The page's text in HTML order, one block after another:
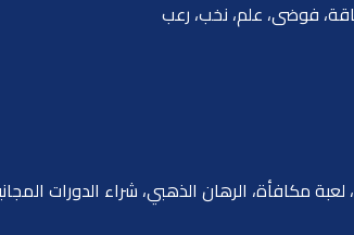
فوضى، علم، نخب، رعب
مكافأة، الرهان الذهبي، شراء الدورات